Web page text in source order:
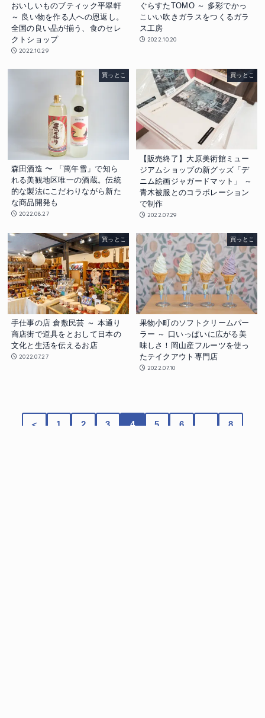
おいしいものブティック平翠軒
～ 良い物を作る人への恩返し。
全国の良い品が揃う、食のセレ
クトショップ
2022.10.29
ぐらすたTOMO ～ 多彩でかっ
こいい吹きガラスをつくるガラ
ス工房
2022.10.20
買っとこ
森田酒造 〜 「萬年雪」で知ら
れる美観地区唯一の酒蔵。伝統
的な製法にこだわりながら新た
な商品開発も
2022.08.27
買っとこ
【販売終了】大原美術館ミュー
ジアムショップの新グッズ「デ
ニム絵画ジャガードマット」 ～
青木被服とのコラボレーション
で制作
2022.07.29
買っとこ
手仕事の店 倉敷民芸 ～ 本通り
商店街で道具をとおして日本の
文化と生活を伝えるお店
2022.07.27
買っとこ
果物小町のソフトクリームパー
ラー ～ 口いっぱいに広がる美
味しさ！岡山産フルーツを使っ
たテイクアウト専門店
2022.07.10
＜ 1 2 3 4 5 6 8